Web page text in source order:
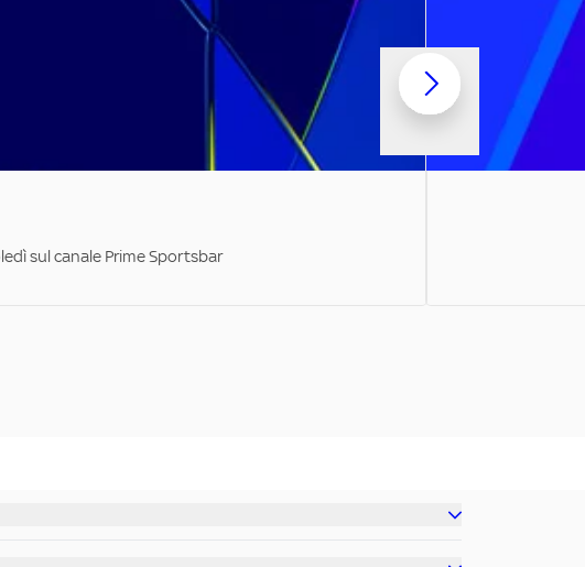
sul canale Prime Sportsbar